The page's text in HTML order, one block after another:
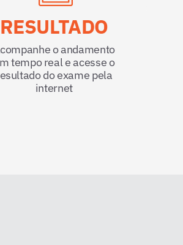
RESULTADO
o andamento
tempo real e acesse o
do exame pela
internet